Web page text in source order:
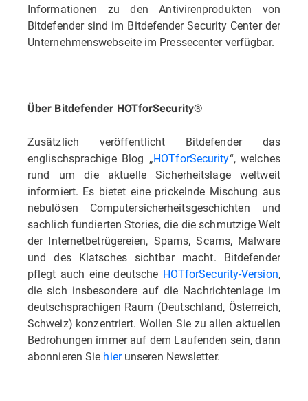
Informationen zu den Antivirenprodukten von
Bitdefender sind im Bitdefender Security Center der
Unternehmenswebseite im Pressecenter verfügbar.
Über Bitdefender HOTforSecurity®
Zusätzlich veröffentlicht Bitdefender das
englischsprachige Blog „HOTforSecurity“, welches
rund um die aktuelle Sicherheitslage weltweit
informiert. Es bietet eine prickelnde Mischung aus
nebulösen Computersicherheitsgeschichten und
sachlich fundierten Stories, die die schmutzige Welt
der Internetbetrügereien, Spams, Scams, Malware
und des Klatsches sichtbar macht. Bitdefender
pflegt auch eine deutsche HOTforSecurity-Version,
die sich insbesondere auf die Nachrichtenlage im
deutschsprachigen Raum (Deutschland, Österreich,
Schweiz) konzentriert. Wollen Sie zu allen aktuellen
Bedrohungen immer auf dem Laufenden sein, dann
abonnieren Sie hierunseren Newsletter.